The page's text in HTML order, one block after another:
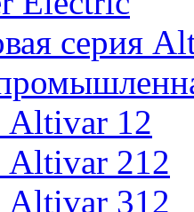
серия
Altivar 12
Altivar 212
Altivar 312